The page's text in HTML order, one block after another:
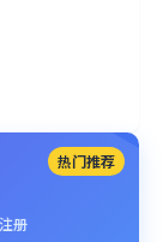
热门推荐
册